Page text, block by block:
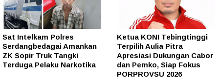
Sat Intelkam Polres
Serdangbedagai Amankan
ZK Sopir Truk Tangki
Terduga Pelaku Narkotika
Ketua KONI Tebingtinggi
Terpilih Aulia Pitra
Apresiasi Dukungan Cabor
dan Pemko, Siap Fokus
PORPROVSU 2026